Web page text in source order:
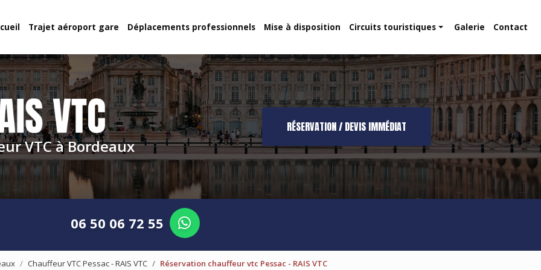
Trajet aéroport gare Déplacements professionnels Mise à disposition Circuits touristiques
Route des vins
Dune du Pilat
Galerie Contact
VTC à Bordeaux
RÉSERVATION / DEVIS IMMÉDIAT
06 50 06 72 55
Chauffeur VTC Pessac - RAIS VTC Réservation chauffeur vtc Pessac - RAIS VTC